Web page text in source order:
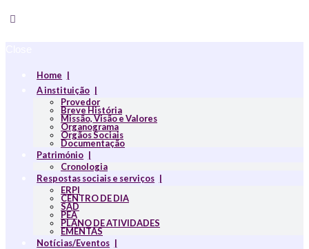
Home
A instituição
Provedor
Breve História
Missão, Visão e Valores
Organograma
Orgãos Sociais
Documentação
Património
Cronologia
Respostas sociais e serviços
ERPI
CENTRO DE DIA
SAD
PEA
PLANO DE ATIVIDADES
EMENTAS
Notícias/Eventos